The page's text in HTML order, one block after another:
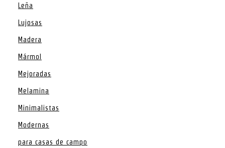
Leña
Lujosas
Madera
Mármol
Mejoradas
Melamina
Minimalistas
Modernas
para casas de campo